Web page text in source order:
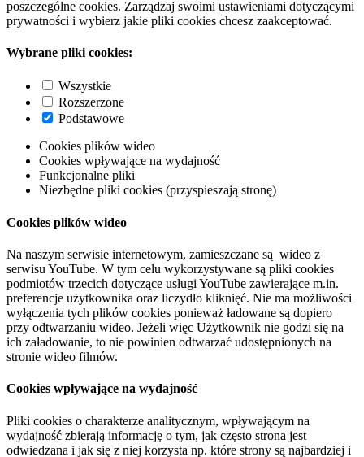
poszczególne cookies. Zarządzaj swoimi ustawieniami dotyczącymi
prywatności i wybierz jakie pliki cookies chcesz zaakceptować.
Wybrane pliki cookies:
Wszystkie
Rozszerzone
Podstawowe
Cookies plików wideo
Cookies wpływające na wydajność
Funkcjonalne pliki
Niezbędne pliki cookies (przyspieszają stronę)
Cookies plików wideo
Na naszym serwisie internetowym, zamieszczane są wideo z
serwisu YouTube. W tym celu wykorzystywane są pliki cookies
podmiotów trzecich dotyczące usługi YouTube zawierające m.in.
preferencje użytkownika oraz liczydło kliknięć. Nie ma możliwości
wyłączenia tych plików cookies ponieważ ładowane są dopiero
przy odtwarzaniu wideo. Jeżeli więc Użytkownik nie godzi się na
ich załadowanie, to nie powinien odtwarzać udostępnionych na
stronie wideo filmów.
Cookies wpływające na wydajność
Pliki cookies o charakterze analitycznym, wpływającym na
wydajność zbierają informację o tym, jak często strona jest
odwiedzana i jak się z niej korzysta np. które strony są najbardziej i